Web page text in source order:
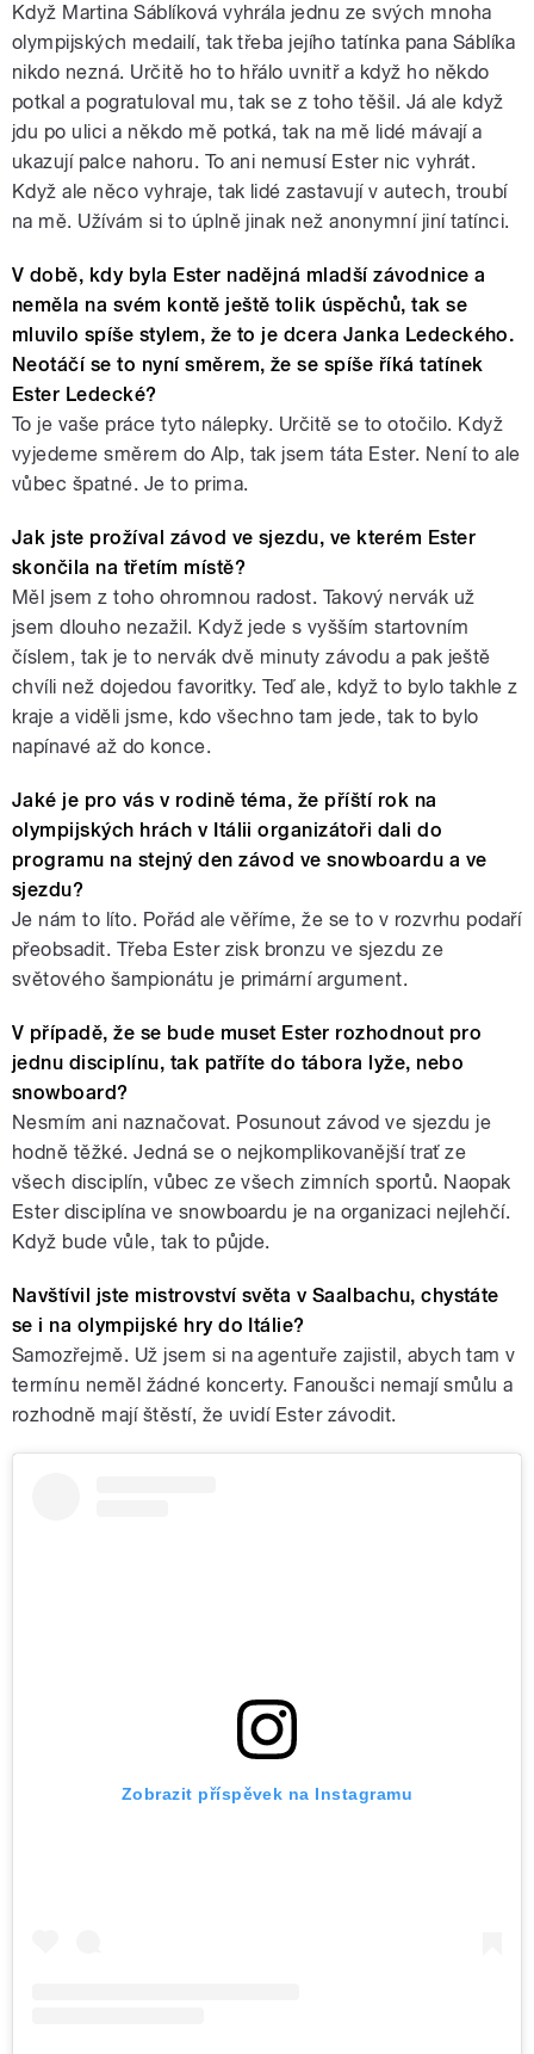
Když Martina Sáblíková vyhrála jednu ze svých mnoha
olympijských medailí, tak třeba jejího tatínka pana Sáblíka
nikdo nezná. Určitě ho to hřálo uvnitř a když ho někdo
potkal a pogratuloval mu, tak se z toho těšil. Já ale když
jdu po ulici a někdo mě potká, tak na mě lidé mávají a
ukazují palce nahoru. To ani nemusí Ester nic vyhrát.
Když ale něco vyhraje, tak lidé zastavují v autech, troubí
na mě. Užívám si to úplně jinak než anonymní jiní tatínci.
V době, kdy byla Ester nadějná mladší závodnice a
neměla na svém kontě ještě tolik úspěchů, tak se
mluvilo spíše stylem, že to je dcera Janka Ledeckého.
Neotáčí se to nyní směrem, že se spíše říká tatínek
Ester Ledecké?
To je vaše práce tyto nálepky. Určitě se to otočilo. Když
vyjedeme směrem do Alp, tak jsem táta Ester. Není to ale
vůbec špatné. Je to prima.
Jak jste prožíval závod ve sjezdu, ve kterém Ester
skončila na třetím místě?
Měl jsem z toho ohromnou radost. Takový nervák už
jsem dlouho nezažil. Když jede s vyšším startovním
číslem, tak je to nervák dvě minuty závodu a pak ještě
chvíli než dojedou favoritky. Teď ale, když to bylo takhle z
kraje a viděli jsme, kdo všechno tam jede, tak to bylo
napínavé až do konce.
Jaké je pro vás v rodině téma, že příští rok na
olympijských hrách v Itálii organizátoři dali do
programu na stejný den závod ve snowboardu a ve
sjezdu?
Je nám to líto. Pořád ale věříme, že se to v rozvrhu podaří
přeobsadit. Třeba Ester zisk bronzu ve sjezdu ze
světového šampionátu je primární argument.
V případě, že se bude muset Ester rozhodnout pro
jednu disciplínu, tak patříte do tábora lyže, nebo
snowboard?
Nesmím ani naznačovat. Posunout závod ve sjezdu je
hodně těžké. Jedná se o nejkomplikovanější trať ze
všech disciplín, vůbec ze všech zimních sportů. Naopak
Ester disciplína ve snowboardu je na organizaci nejlehčí.
Když bude vůle, tak to půjde.
Navštívil jste mistrovství světa v Saalbachu, chystáte
se i na olympijské hry do Itálie?
Samozřejmě. Už jsem si na agentuře zajistil, abych tam v
termínu neměl žádné koncerty. Fanoušci nemají smůlu a
rozhodně mají štěstí, že uvidí Ester závodit.
Zobrazit příspěvek na Instagramu